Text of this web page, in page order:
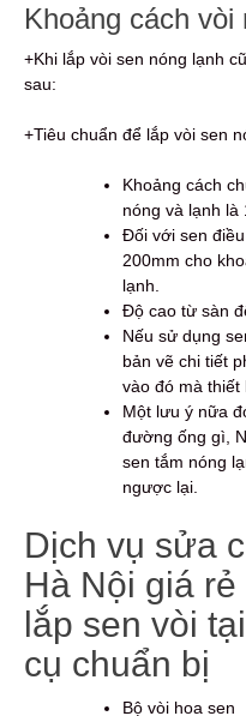
Khoảng cách vòi
+Khi lắp vòi sen nóng lạnh
sau:
+Tiêu chuẩn để lắp vòi sen
Khoảng cách
nóng và lạnh là
Đối với sen
200mm cho
lạnh.
Độ cao từ sàn
Nếu sử dụng
bản vẽ chi tiết
vào đó mà
Một lưu ý nữa
đường ống gì,
sen tắm nóng
ngược lại.
Dịch vụ sửa
Hà Nội giá
lắp sen vòi
cụ chuẩn bị
Bộ vòi hoa sen